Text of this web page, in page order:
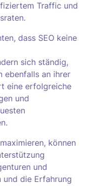
Traffic und
dass SEO keine
sich ständig,
ebenfalls an ihrer
eine erfolgreiche
und
können
und
und die Erfahrung